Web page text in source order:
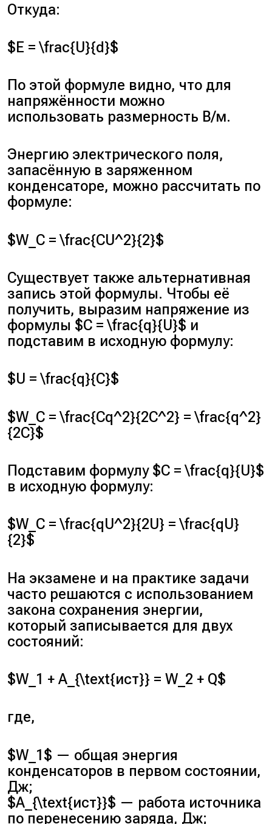
Откуда:
$E = \frac{U}{d}$
По этой формуле видно, что для
напряжённости можно
использовать размерность В/м.
Энергию электрического поля,
запасённую в заряженном
конденсаторе, можно рассчитать по
формуле:
$W_C = \frac{CU^2}{2}$
Существует также альтернативная
запись этой формулы. Чтобы её
получить, выразим напряжение из
формулы $C = \frac{q}{U}$ и
подставим в исходную формулу:
$U = \frac{q}{C}$
$W_C = \frac{Cq^2}{2C^2} = \frac{q^2}
{2C}$
Подставим формулу $C = \frac{q}{U}$
в исходную формулу:
$W_C = \frac{qU^2}{2U} = \frac{qU}
{2}$
На экзамене и на практике задачи
часто решаются с использованием
закона сохранения энергии,
который записывается для двух
состояний:
$W_1 + A_{\text{ист}} = W_2 + Q$
где,
$W_1$ — общая энергия
конденсаторов в первом состоянии,
Дж;
$A_{\text{ист}}$ — работа источника
по перенесению заряда, Дж;